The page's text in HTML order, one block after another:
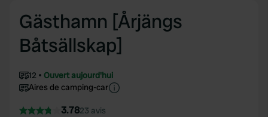
Gästhamn [Årjängs
Båtsällskap]
12
Ouvert aujourd'hui
Aires de camping-car
3.7823 avis